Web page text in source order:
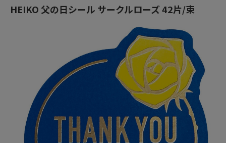
HEIKO 父の日シール サークルローズ 42片/束